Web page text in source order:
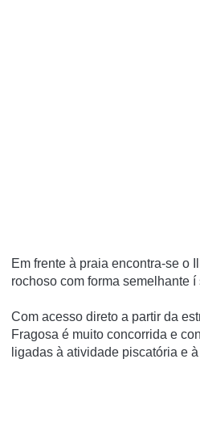
Em frente à praia encontra-se o
rochoso com forma semelhante
Com acesso direto a partir da
Fragosa é muito concorrida e
ligadas à atividade piscatória e